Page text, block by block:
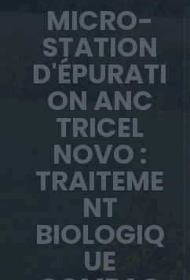
MICRO-
STATION
D'ÉPURATI
ON ANC
TRICEL
NOVO :
TRAITEME
NT
BIOLOGIQ
UE